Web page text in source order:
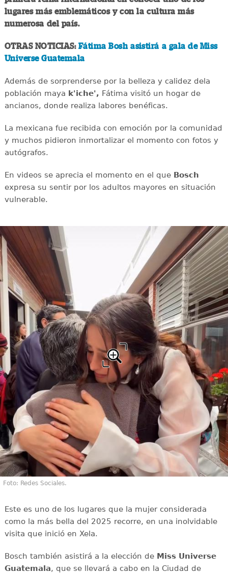
lugares más emblemáticos y con la cultura más
numerosa del país.
OTRAS NOTICIAS: Fátima Bosh asistirá a gala de Miss
Universe Guatemala
Además de sorprenderse por la belleza y calidez dela
población maya k'iche', Fátima visitó un hogar de
ancianos, donde realiza labores benéficas.
La mexicana fue recibida con emoción por la comunidad
y muchos pidieron inmortalizar el momento con fotos y
autógrafos.
En videos se aprecia el momento en el queBosch
expresa su sentir por los adultos mayores en situación
vulnerable.
Foto: Redes Sociales.
Este es uno de los lugares que la mujer considerada
como la más bella del 2025 recorre, en una inolvidable
visita que inició en Xela.
Bosch también asistirá a la elección deMiss Universe
Guatemala, que se llevará a cabo en la Ciudad de